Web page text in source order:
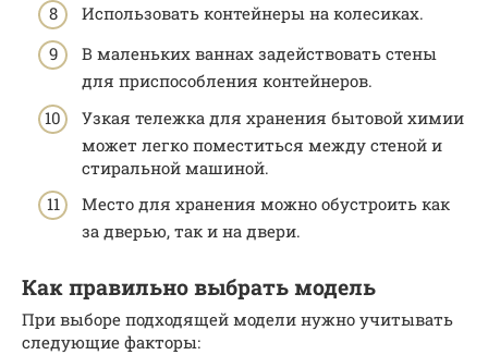
Использовать контейнеры на колесиках.
В маленьких ваннах задействовать стены
для приспособления контейнеров.
Узкая тележка для хранения бытовой химии
может легко поместиться между стеной и
стиральной машиной.
Место для хранения можно обустроить как
за дверью, так и на двери.
Как правильно выбрать модель
При выборе подходящей модели нужно учитывать
следующие факторы: